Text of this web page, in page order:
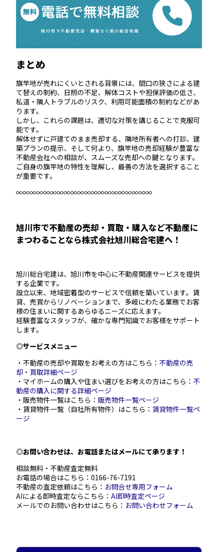
まとめ
旗竿地が売れにくいとされる背景には、間口の狭さによる建
て替えの制約、日照の不足、解体コストや担保評価の低さ、
私道・隣人トラブルのリスク、利用可能面積の制約などがあ
ります。
しかし、これらの課題は、適切な対策を講じることで克服可
能です。
解体せずに戸建てのまま売却する、隣地所有者への打診、建
築プランの提示、そして何より、旗竿地の売却経験が豊富な
不動産会社への相談が、スムーズな売却への鍵となります。
ご自身の旗竿地の特性を理解し、最善の方法を選択すること
が重要です。
∞∞∞∞∞∞∞∞∞∞∞∞∞∞∞∞∞∞∞∞
旭川市で不動産の売却・買取・購入など不動産に
まつわることなら株式会社旭川総合宅建へ！
旭川総合宅建は、旭川市を中心に不動産関連サービスを提供
する企業です。
設立以来、地域密着型のサービスで信頼を築いています。賃
貸、売買からリノベーションまで、多岐にわたる業務でお客
様の住まいに関するあらゆるニーズに応えます。
経験豊富なスタッフが、確かな専門知識でお客様をサポート
します。
◎サービスメニュー
・不動産の売却や買取をお考えの方はこちら： 不動産の売
却・買取詳細ページ
・マイホームの購入や住まい選びをお考えの方はこちら： 不
動産の購入に関する詳細ページ
・販売物件一覧はこちら： 販売物件一覧ページ
・賃貸物件一覧（自社所有物件）はこちら： 賃貸物件一覧ペ
ージ
◎お問い合わせは、お電話またはメールにて承ります！
相談無料・不動産査定無料
お電話の場合はこちら： 0166-76-7191
不動産の査定依頼はこちら： お問合せ専用フォーム
AIによる即時査定ならこちら： AI即時査定ページ
メールでのお問い合わせはこちら： お問い合わせフォーム